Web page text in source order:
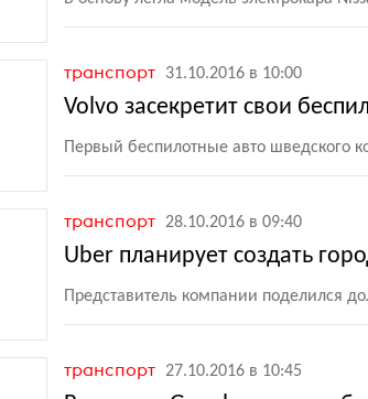
транспорт 31.10.2016 в 10:00
Volvo засекретит свои
Первый беспилотные авто шведского
транспорт 28.10.2016 в 09:40
Uber планирует создать
Представитель компании поделился
транспорт 27.10.2016 в 10:45